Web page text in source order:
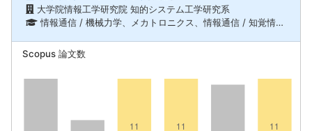
大学院情報工学研究院 知的システム工学研究系
情報通信 / 機械力学、メカトロニクス、情報通信 / 知覚情報処理、情報通信 / ロボティクス、知能機械システム
Scopus 論文数